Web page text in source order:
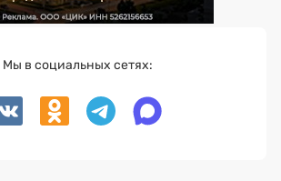
Мы в социальных сетях: